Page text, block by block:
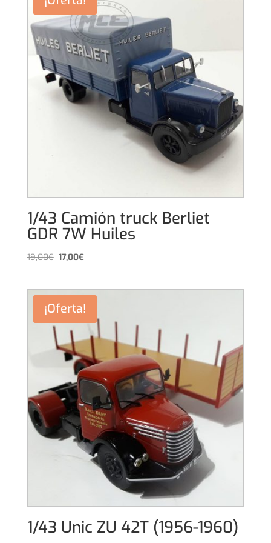
19,99€. 16,99€.
1/43 Camión truck Berliet
GDR 7W Huiles
19,00€El
era:
19,00€.
17,00€El
es:
17,00€.
¡Oferta!
1/43 Unic ZU 42T (1956-1960)